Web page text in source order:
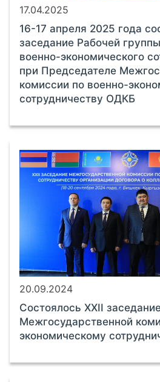
17.04.2025
16-17 апреля 2025 года
заседание Рабочей
военно-экономического
при Председателе
комиссии по военно-
сотрудничеству ОДКБ
20.09.2024
Cостоялось XXII
Межгосударственной
экономическому